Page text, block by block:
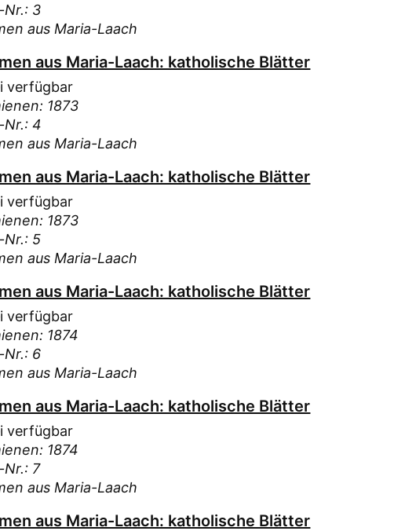
Nr.: 3
aus Maria-Laach
aus Maria-Laach: katholische Blätter
verfügbar
1873
Nr.: 4
aus Maria-Laach
aus Maria-Laach: katholische Blätter
verfügbar
1873
Nr.: 5
aus Maria-Laach
aus Maria-Laach: katholische Blätter
verfügbar
1874
Nr.: 6
aus Maria-Laach
aus Maria-Laach: katholische Blätter
verfügbar
1874
Nr.: 7
aus Maria-Laach
aus Maria-Laach: katholische Blätter